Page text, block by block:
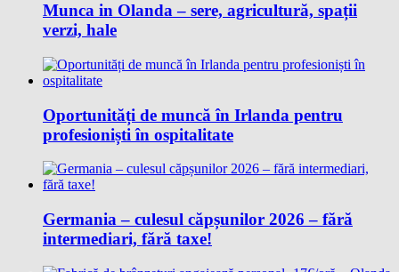
Munca in Olanda – sere, agricultură, spații
verzi, hale
Oportunități de muncă în Irlanda pentru
profesioniști în ospitalitate
Germania – culesul căpșunilor 2026 – fără
intermediari, fără taxe!